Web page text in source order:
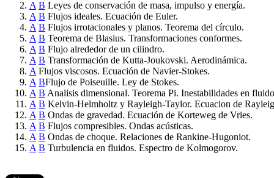
A B Leyes de conservación de masa, impulso y energía.
A B Flujos ideales. Ecuación de Euler.
A B Flujos irrotacionales y planos. Teorema del círculo.
A B Teorema de Blasius. Transformaciones conformes.
A B Flujo alrededor de un cilindro.
A B Transformación de Kutta-Joukovski. Aerodinámica.
A Flujos viscosos. Ecuación de Navier-Stokes.
A BFlujo de Poiseuille. Ley de Stokes.
A B Analisis dimensional. Teorema Pi. Inestabilidades en
A B Kelvin-Helmholtz y Rayleigh-Taylor. Ecuacion de
A B Ondas de gravedad. Ecuación de Korteweg de Vries.
A B Flujos compresibles. Ondas acústicas.
A B Ondas de choque. Relaciones de Rankine-Hugoniot.
A B Turbulencia en fluidos. Espectro de Kolmogorov.